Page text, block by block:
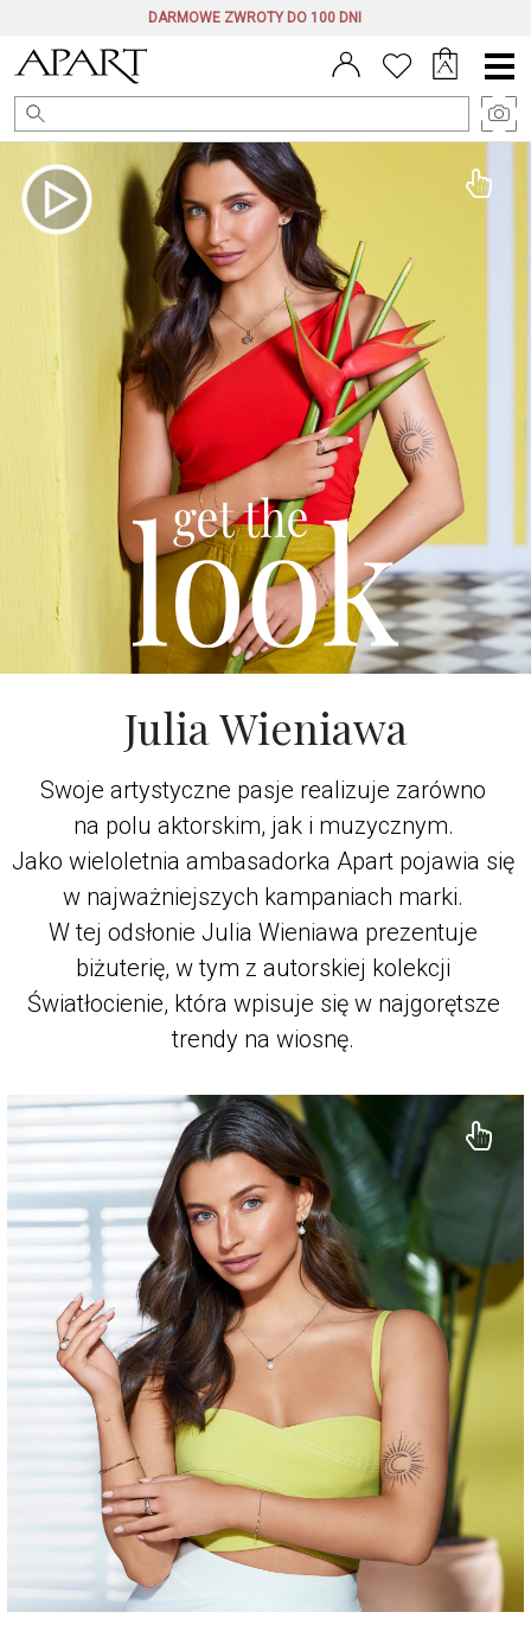
DARMOWE ZWROTY DO 100 DNI
Menu
główne
Julia Wieniawa
Swoje artystyczne pasje realizuje zarówno
na polu aktorskim, jak i muzycznym.
Jako wieloletnia ambasadorka Apart pojawia się
w najważniejszych kampaniach marki.
W tej odsłonie Julia Wieniawa prezentuje
biżuterię, w tym z autorskiej kolekcji
Światłocienie, która wpisuje się w najgorętsze
trendy na wiosnę.